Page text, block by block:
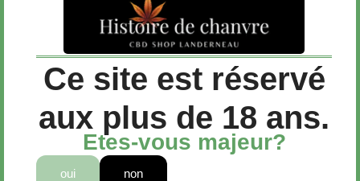
Comment Choisir une fleur
CBD de qualité : Guide
complet
Ce site est réservé
aux plus de 18 ans.
Etes-vous majeur?
oui non